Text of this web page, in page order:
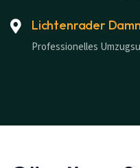
Lichtenrader
Professionelles